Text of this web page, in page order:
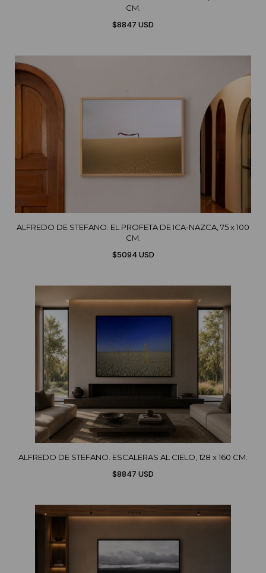
CM.
$8847 USD
ALFREDO DE STEFANO. EL PROFETA DE ICA-NAZCA, 75 x 100
CM.
$5094 USD
ALFREDO DE STEFANO. ESCALERAS AL CIELO, 128 x 160 CM.
$8847 USD